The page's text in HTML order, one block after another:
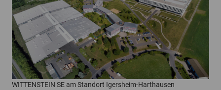
WITTENSTEIN SE am Standort Igersheim-Harthausen